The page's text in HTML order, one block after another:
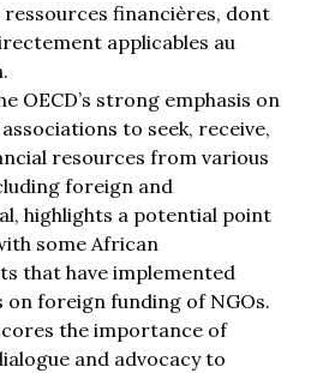
financières, dont
applicables au
OECD’s strong emphasis on
to seek, receive,
resources from various
foreign and
highlights a potential point
some African
that have implemented
foreign funding of NGOs.
the importance of
and advocacy to